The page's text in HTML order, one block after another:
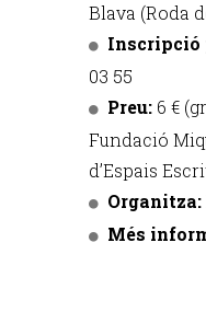
Blava (Roda
Inscripció
03 55
Preu: 6 €
Fundació
d’Espais
Organitza:
Més